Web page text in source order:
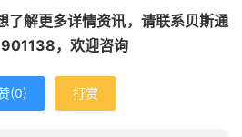
了解更多详情资讯，请联系贝斯通
，欢迎咨询
(0) 打赏